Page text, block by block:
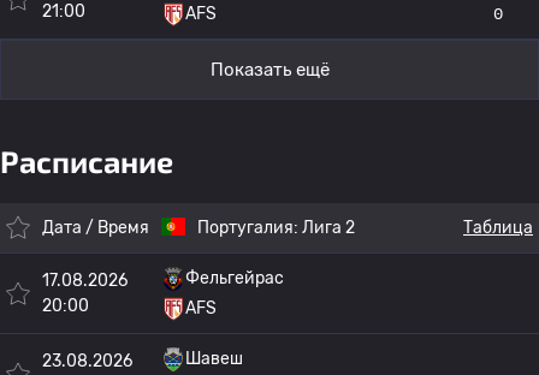
21:00
AFS
0
Показать ещё
Расписание
Дата / Время Португалия: Лига 2 Таблица
17.08.2026
20:00
Фельгейрас
AFS
23.08.2026
Шавеш